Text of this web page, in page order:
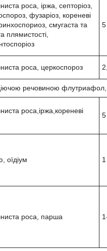
роса, іржа, септоріоз,
фузаріоз, кореневі
смугаста та
плямистості,
роса, церкоспороз
речовиною
роса,іржа,кореневі
оїдіум
роса, парша